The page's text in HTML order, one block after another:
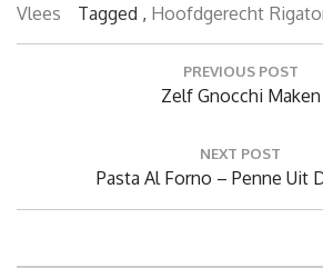
Vlees
Tagged , Hoofdgerecht
PREVIOUS POST
Previous
Zelf Gnocchi Maken
NEXT POST
Next
Pasta Al Forno – Penne Uit